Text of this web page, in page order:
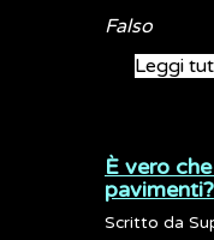
Falso
Leggi
È vero
pavimenti?
Scritto da